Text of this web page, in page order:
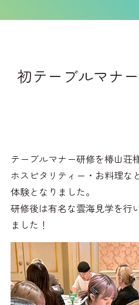
初テーブルマナ
テーブルマナー研修を椿山荘
ホスピタリティー・お料理な
体験となりました。
研修後は有名な雲海見学を行
ました！